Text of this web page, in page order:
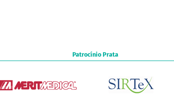
Patrocínio Prata